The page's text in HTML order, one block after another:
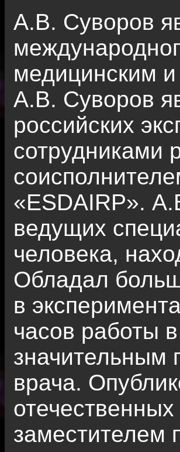
А.В. Суворов
медицинским
А.В. Суворов
российских
сотрудниками
«ESDAIRP».
ведущих
человека,
Обладал
в
часов работы
значительным
врача.
заместителем